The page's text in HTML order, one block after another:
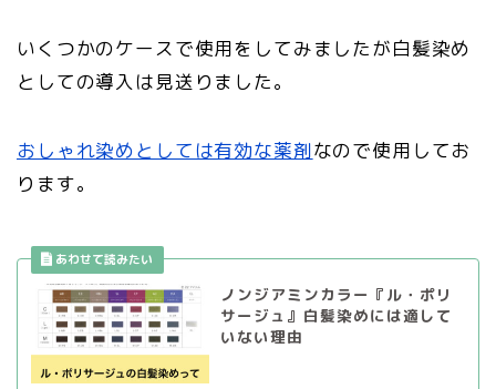
いくつかのケースで使用をしてみましたが白髪染め
としての導入は見送りました。
おしゃれ染めとしては有効な薬剤なので使用してお
ります。
ノンジアミンカラー『ル・ポリ
サージュ』白髪染めには適して
いない理由